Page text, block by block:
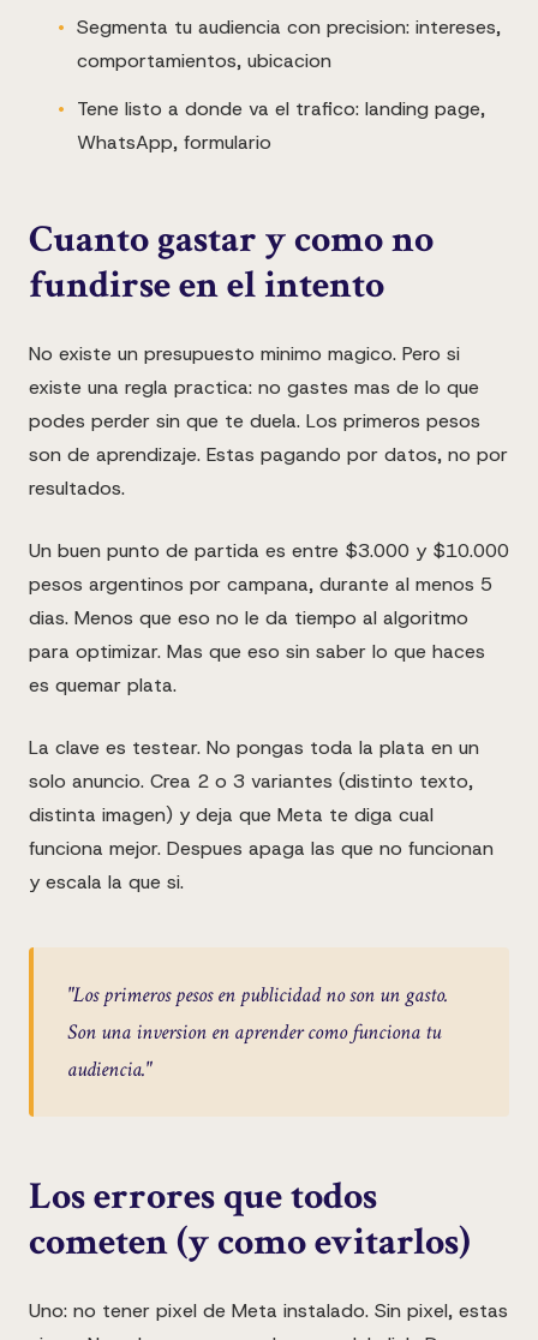
Segmenta tu audiencia con precision: intereses,
comportamientos, ubicacion
Tene listo a donde va el trafico: landing page,
WhatsApp, formulario
Cuanto gastar y como no
fundirse en el intento
No existe un presupuesto minimo magico. Pero si
existe una regla practica: no gastes mas de lo que
podes perder sin que te duela. Los primeros pesos
son de aprendizaje. Estas pagando por datos, no por
resultados.
Un buen punto de partida es entre $3.000 y $10.000
pesos argentinos por campana, durante al menos 5
dias. Menos que eso no le da tiempo al algoritmo
para optimizar. Mas que eso sin saber lo que haces
es quemar plata.
La clave es testear. No pongas toda la plata en un
solo anuncio. Crea 2 o 3 variantes (distinto texto,
distinta imagen) y deja que Meta te diga cual
funciona mejor. Despues apaga las que no funcionan
y escala la que si.
"Los primeros pesos en publicidad no son un gasto.
Son una inversion en aprender como funciona tu
audiencia."
Los errores que todos
cometen (y como evitarlos)
Uno: no tener pixel de Meta instalado. Sin pixel, estas